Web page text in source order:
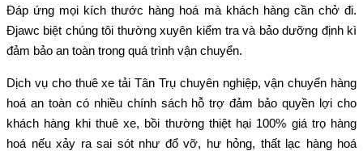
Đáp ứng mọi kích thước hàng hoá mà khách hàng cần chở đi.
Đjawc biệt chúng tôi thường xuyên kiểm tra và bảo dưỡng định kì
đảm bảo an toàn trong quá trình vận chuyển.
Dịch vụ cho thuê xe tải Tân Trụ chuyên nghiệp, vận chuyển hàng
hoá an toàn có nhiều chính sách hỗ trợ đảm bảo quyền lợi cho
khách hàng khi thuê xe, bồi thường thiệt hại 100% giá trọ hàng
hoá nếu xảy ra sai sót như đổ vỡ, hư hỏng, thất lạc hàng hoá